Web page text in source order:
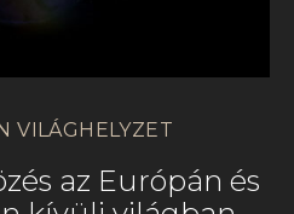
VILÁGHELYZET
az Európán és